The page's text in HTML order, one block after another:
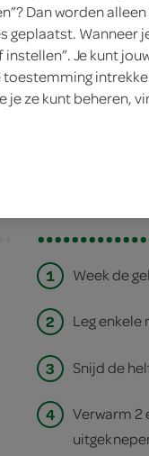
chocolade
1 Week de
2 Leg enkele
3 Snijd de
4
Verwarm 2
Dan worden
geplaatst. Wanneer
instellen”. Je kunt
toestemming
je ze kunt beheren,